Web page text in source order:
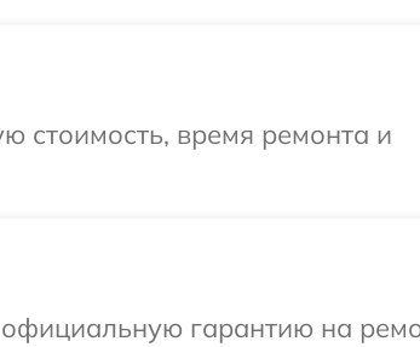
стоимость, время ремонта и
официальную гарантию на